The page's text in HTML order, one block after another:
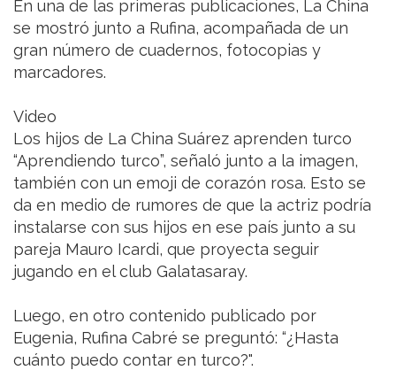
En una de las primeras publicaciones, La China
se mostró junto a Rufina, acompañada de un
gran número de cuadernos, fotocopias y
marcadores.
Video
Los hijos de La China Suárez aprenden turco
“Aprendiendo turco”, señaló junto a la imagen,
también con un emoji de corazón rosa. Esto se
da en medio de rumores de que la actriz podría
instalarse con sus hijos en ese país junto a su
pareja Mauro Icardi, que proyecta seguir
jugando en el club Galatasaray.
Luego, en otro contenido publicado por
Eugenia, Rufina Cabré se preguntó: “¿Hasta
cuánto puedo contar en turco?".